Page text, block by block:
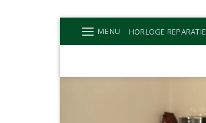
MENU HORLOGE REPARATIE